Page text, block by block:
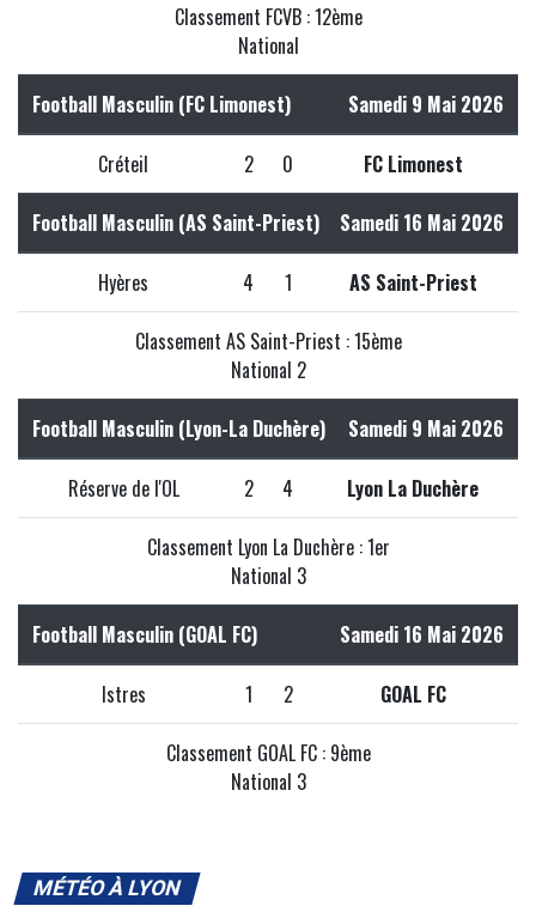
Classement FCVB : 12ème
National
Football Masculin (FC Limonest) Samedi 9 Mai 2026
Créteil 2 0 FC Limonest
Football Masculin (AS Saint-Priest) Samedi 16 Mai 2026
Hyères 4 1 AS Saint-Priest
Classement AS Saint-Priest : 15ème
National 2
Football Masculin (Lyon-La Duchère) Samedi 9 Mai 2026
Réserve de l'OL 2 4 Lyon La Duchère
Classement Lyon La Duchère : 1er
National 3
Football Masculin (GOAL FC) Samedi 16 Mai 2026
Istres 1 2 GOAL FC
Classement GOAL FC : 9ème
National 3
MÉTÉO À LYON